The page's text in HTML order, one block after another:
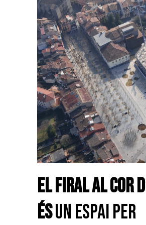
El Firal al cor
ésun espai per